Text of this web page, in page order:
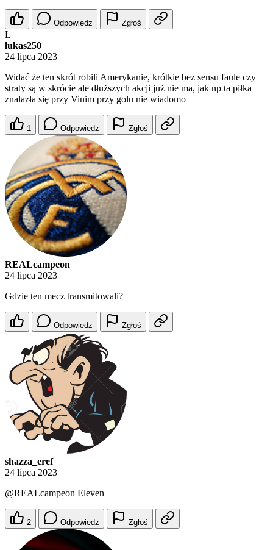
Odpowiedz Zgłoś
L
lukas250
24 lipca 2023
Widać że ten skrót robili Amerykanie, krótkie bez sensu faule czy
straty są w skrócie ale dłuższych akcji już nie ma, jak np ta piłka
znalazła się przy Vinim przy golu nie wiadomo
1 Odpowiedz Zgłoś
REALcampeon
24 lipca 2023
Gdzie ten mecz transmitowali?
Odpowiedz Zgłoś
shazza_eref
24 lipca 2023
@REALcampeon Eleven
2 Odpowiedz Zgłoś